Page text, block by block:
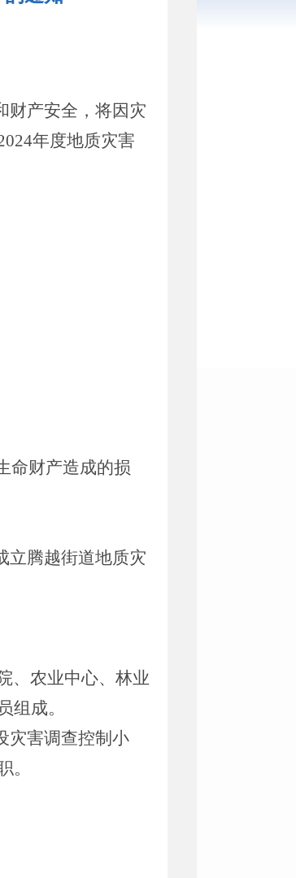
财产安全，将因灾
年度地质灾害
命财产造成的损
立腾越街道地质灾
、农业中心、林业
组成。
灾害调查控制小
。